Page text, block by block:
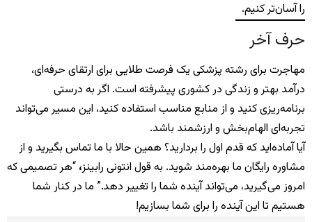
را آسان‌تر کنیم.
حرف آخر
مهاجرت برای رشته پزشکی یک فرصت طلایی برای ارتقای حرفه‌ای،
درآمد بهتر و زندگی در کشوری پیشرفته است. اگر به درستی
برنامه‌ریزی کنید و از منابع مناسب استفاده کنید، این مسیر می‌تواند
تجربه‌ای الهام‌بخش و ارزشمند باشد.
آیا آماده‌اید که قدم اول را بردارید؟ همین حالا با ما تماس بگیرید و از
مشاوره رایگان ما بهره‌مند شوید. به قول انتونی رابینز، “هر تصمیمی که
امروز می‌گیرید، می‌تواند آینده شما را تغییر دهد.” ما در کنار شما
هستیم تا این آینده را برای شما بسازیم!